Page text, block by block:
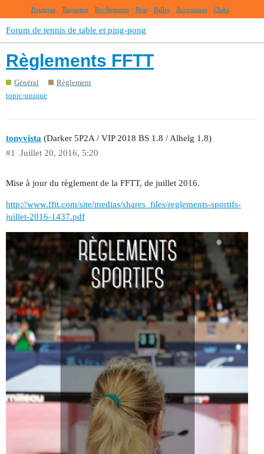
Boutique Raquettes Revêtements Bois Balles Accessoires Clubs
Forum de tennis de table et ping-pong
Règlements FFTT
Général
Règlement
topic-unique
tonyvista (Darker 5P2A / VIP 2018 BS 1.8 / Alhelg 1.8)
Juillet 20, 2016, 5:20
#1
Mise à jour du règlement de la FFTT, de juillet 2016.
http://www.fftt.com/site/medias/shares_files/reglements-sportifs-
juillet-2016-1437.pdf